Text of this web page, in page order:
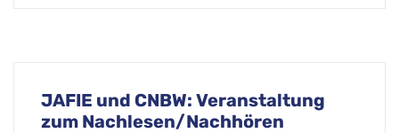
JAFIE und CNBW: Veranstaltung
zum Nachlesen/Nachhören